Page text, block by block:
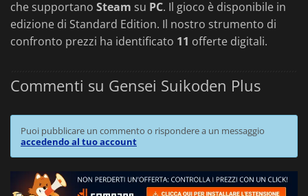
che supportano Steam su PC. Il gioco è disponibile in
edizione di Standard Edition. Il nostro strumento di
confronto prezzi ha identificato 11 offerte digitali.
Commenti su Gensei Suikoden Plus
Puoi pubblicare un commento o rispondere a un messaggio
accedendo al tuo account